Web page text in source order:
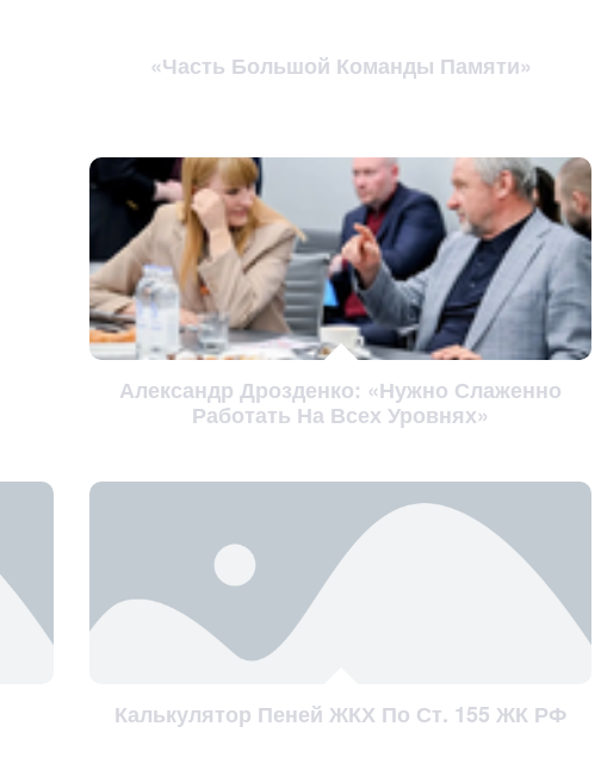
«Часть Большой Команды Памяти»
Александр Дрозденко: «Нужно Слаженно
Работать На Всех Уровнях»
Калькулятор Пеней ЖКХ По Ст. 155 ЖК РФ